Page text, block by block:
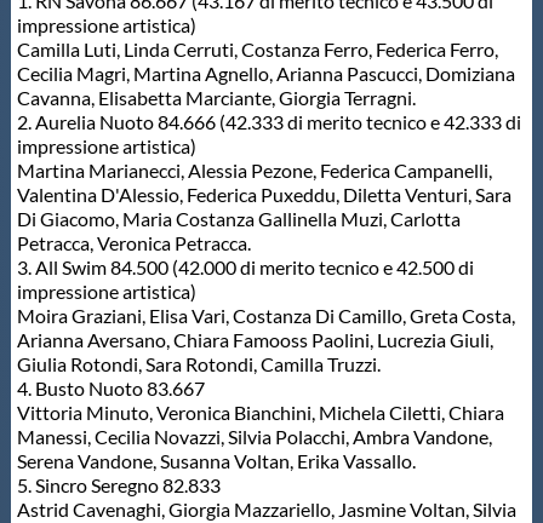
Protezione Civile
Qualità
Sostenibilità
Privacy
Cookie Policy
Archivio News
Flash News
impressione artistica)
Camilla Luti, Linda Cerruti, Costanza Ferro, Federica Ferro,
Cecilia Magri, Martina Agnello, Arianna Pascucci, Domiziana
Cavanna, Elisabetta Marciante, Giorgia Terragni.
2. Aurelia Nuoto 84.666 (42.333 di merito tecnico e 42.333 di
impressione artistica)
Martina Marianecci, Alessia Pezone, Federica Campanelli,
Valentina D'Alessio, Federica Puxeddu, Diletta Venturi, Sara
Di Giacomo, Maria Costanza Gallinella Muzi, Carlotta
Petracca, Veronica Petracca.
3. All Swim 84.500 (42.000 di merito tecnico e 42.500 di
impressione artistica)
Moira Graziani, Elisa Vari, Costanza Di Camillo, Greta Costa,
Arianna Aversano, Chiara Famooss Paolini, Lucrezia Giuli,
Giulia Rotondi, Sara Rotondi, Camilla Truzzi.
4. Busto Nuoto 83.667
Vittoria Minuto, Veronica Bianchini, Michela Ciletti, Chiara
Manessi, Cecilia Novazzi, Silvia Polacchi, Ambra Vandone,
Serena Vandone, Susanna Voltan, Erika Vassallo.
5. Sincro Seregno 82.833
Astrid Cavenaghi, Giorgia Mazzariello, Jasmine Voltan, Silvia